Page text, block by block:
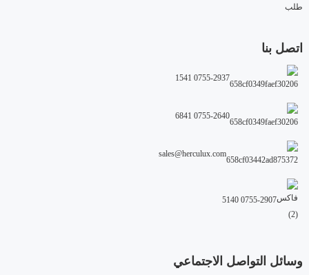
طلب
اتصل بنا
0755-2937 1541
0755-2640 6841
sales@herculux.com
0755-2907 5140
وسائل التواصل الاجتماعي